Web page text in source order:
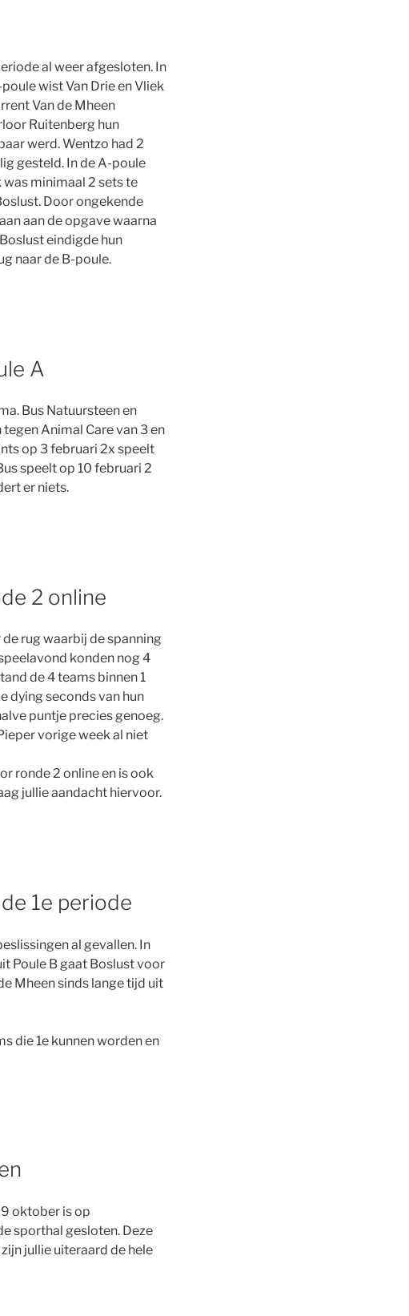
al weer afgesloten. In
wist Van Drie en Vliek
Van de Mheen
Ruitenberg hun
werd. Wentzo had 2
gesteld. In de A-poule
minimaal 2 sets te
Door ongekende
aan de opgave waarna
eindigde hun
naar de B-poule.
A
Bus Natuursteen en
Animal Care van 3 en
op 3 februari 2x speelt
speelt op 10 februari 2
er niets.
2 online
rug waarbij de spanning
konden nog 4
de 4 teams binnen 1
dying seconds van hun
puntje precies genoeg.
vorige week al niet
ronde 2 online en is ook
jullie aandacht hiervoor.
1e periode
al gevallen. In
Poule B gaat Boslust voor
Mheen sinds lange tijd uit
die 1e kunnen worden en
oktober is op
sporthal gesloten. Deze
jullie uiteraard de hele